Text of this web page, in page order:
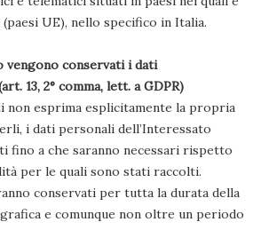
UE), nello specifico in Italia.
vengono conservati i dati
13, 2° comma, lett. a GDPR)
non esprima esplicitamente la propria
i dati personali dell’Interessato
fino a che saranno necessari rispetto
per le quali sono stati raccolti.
conservati per tutta la durata della
e comunque non oltre un periodo